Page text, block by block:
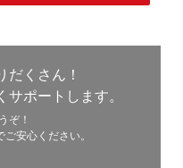
くさん！
ポートします。
ぞ！
安心ください。